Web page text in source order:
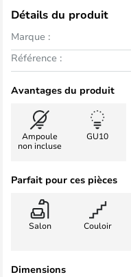
Détails du produit
Marque :
Référence :
Avantages du produit
Ampoule
non incluse
GU10
Parfait pour ces pièces
Salon Couloir
Dimensions